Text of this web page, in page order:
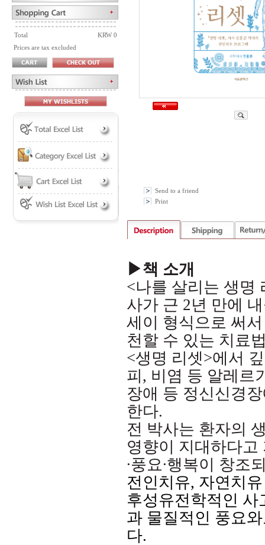
Total
KRW 0
Prices are tax excluded
Send to a friend
Print
▶책 소개
<나를 살리는 생명
사가 근 2년 만에
세이 형식으로 써
천할 수 있는 치료
<생명 리셋>에서
피 , 비염 등 알레르
장애 등 정신신경
한다.
전 박사는 환자의
영향이 지대하다고
∙풍요∙행복이 창조
전인치유, 자연치
후성유전학적인
과 물질적인 풍요
다.